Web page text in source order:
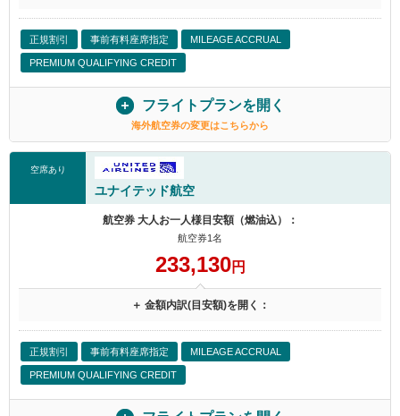
正規割引 事前有料座席指定 MILEAGE ACCRUAL
PREMIUM QUALIFYING CREDIT
フライトプランを開く
海外航空券の変更はこちらから
空席あり
ユナイテッド航空
航空券 大人お一人様目安額（燃油込）：
航空券1名
233,130円
＋ 金額内訳(目安額)を開く：
正規割引 事前有料座席指定 MILEAGE ACCRUAL
PREMIUM QUALIFYING CREDIT